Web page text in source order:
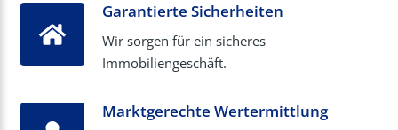
Garantierte Sicherheiten
Wir sorgen für ein sicheres
Immobiliengeschäft.
Marktgerechte Wertermittlung